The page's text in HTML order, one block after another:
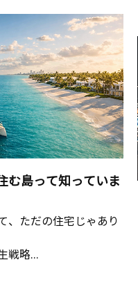
む島って知っていま
、ただの住宅じゃあり
戦略...